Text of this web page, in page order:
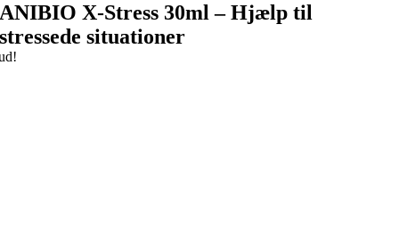
ANIBIO X-Stress 30ml – Hjælp til
stressede situationer